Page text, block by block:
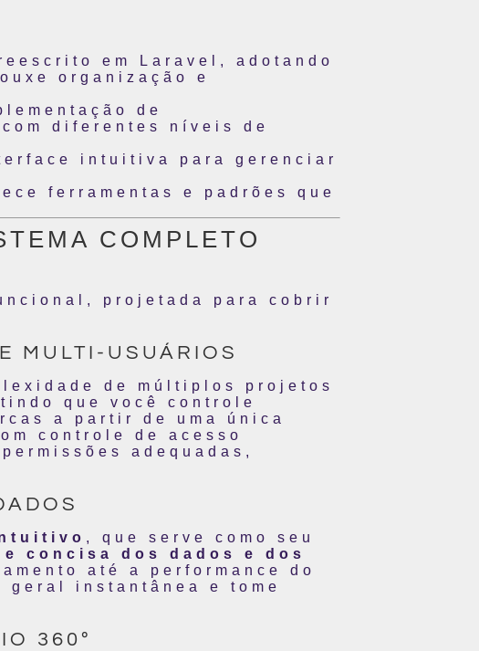
em Laravel, adotando
organização e
de
diferentes níveis de
intuitiva para gerenciar
ferramentas e padrões que
COMPLETO
projetada para cobrir
MULTI-USUÁRIOS
de múltiplos projetos
que você controle
a partir de uma única
controle de acesso
adequadas,
, que serve como seu
concisa dos dados e dos
até a performance do
geral instantânea e tome
360º